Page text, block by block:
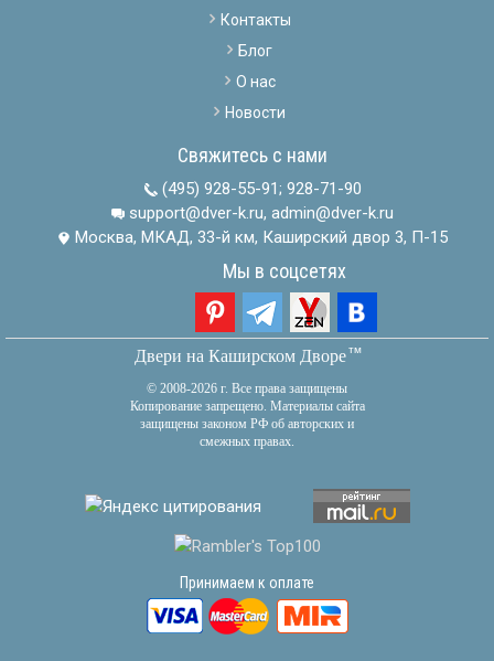
Контакты
Блог
О нас
Новости
Свяжитесь с нами
(495) 928-55-91; 928-71-90
support@dver-k.ru, admin@dver-k.ru
Москва, МКАД, 33-й км, Каширский двор 3, П-15
Мы в соцсетях
Двери на Каширском Дворетм
© 2008-2026 г. Все права защищены
Копирование запрещено. Материалы сайта
защищены законом РФ об авторских и
смежных правах.
Принимаем к оплате